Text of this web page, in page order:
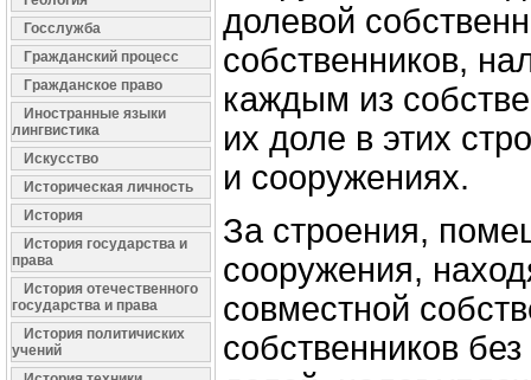
Госслужба
Гражданский процесс
Гражданское право
Иностранные языки
лингвистика
Искусство
Историческая личность
История
История государства и
права
История отечественного
государства и права
История политичиских
учений
долевой
собственников,
каждым из
их доле в этих
и сооружениях.
За строения,
сооружения,
совместной
собственников